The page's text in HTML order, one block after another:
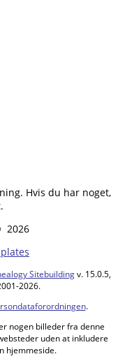
Hvis du har noget,
2026
Sitebuildingv. 15.0.5,
2026.
.
nogen billeder fra denne
uden at inkludere
hjemmeside.